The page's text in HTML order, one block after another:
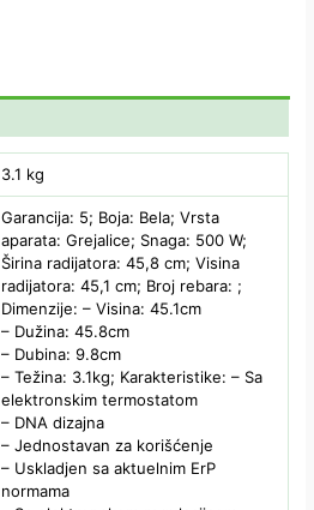
3.1 kg
Garancija: 5; Boja: Bela; Vrsta
aparata: Grejalice; Snaga: 500 W;
Širina radijatora: 45,8 cm; Visina
radijatora: 45,1 cm; Broj rebara: ;
Dimenzije: – Visina: 45.1cm
– Dužina: 45.8cm
– Dubina: 9.8cm
– Težina: 3.1kg; Karakteristike: – Sa
elektronskim termostatom
– DNA dizajna
– Jednostavan za korišćenje
– Uskladjen sa aktuelnim ErP
normama